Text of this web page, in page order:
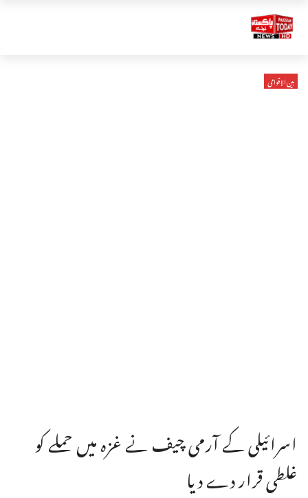
بین الاقوامی
اسرائیلی کے آرمی چیف نے غزہ میں حملے کو
غلطی قرار دے دیا